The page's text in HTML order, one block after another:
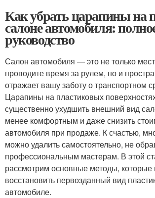
Как убрать царапины на
салоне автомобиля:
руководство
Салон автомобиля — это не только
проводите время за рулем, но и
отражает вашу заботу о транспортном
Царапины на пластиковых
существенно ухудшить внешний вид
менее комфортным и даже снизить
автомобиля при продаже. К счастью,
можно удалить самостоятельно, не
профессиональным мастерам. В этой
рассмотрим основные методы, которые
восстановить первозданный вид
автомобиле.